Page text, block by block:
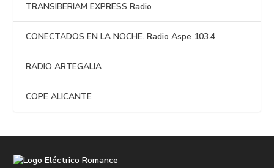
TRANSIBERIAM EXPRESS Radio
CONECTADOS EN LA NOCHE. Radio Aspe 103.4
RADIO ARTEGALIA
COPE ALICANTE